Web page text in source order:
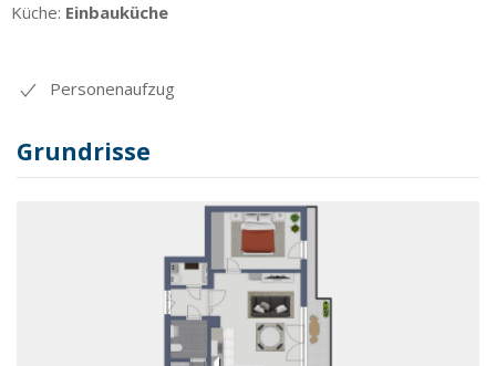
Küche: Einbauküche
Personenaufzug
Grundrisse